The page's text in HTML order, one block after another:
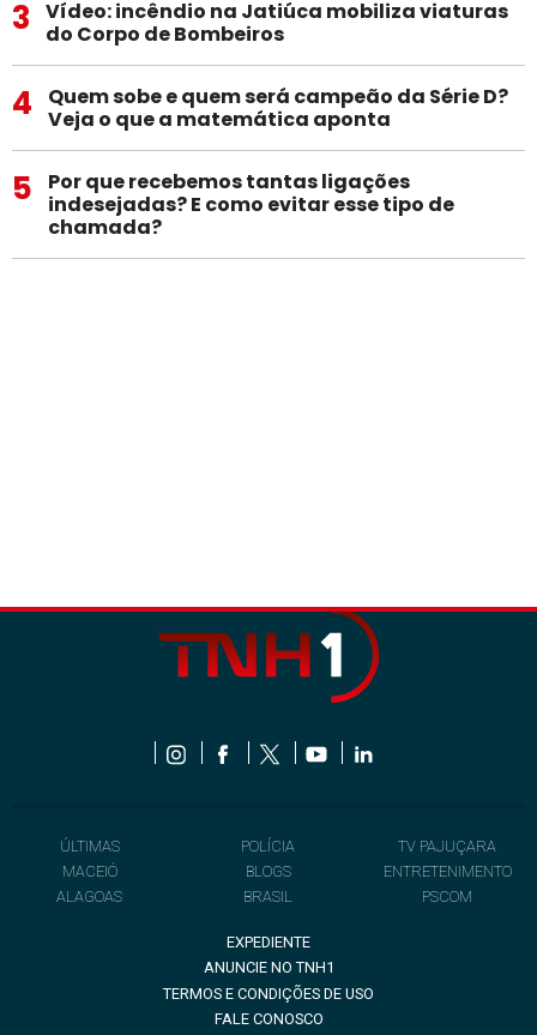
3
Vídeo: incêndio na Jatiúca mobiliza viaturas
do Corpo de Bombeiros
4
Quem sobe e quem será campeão da Série D?
Veja o que a matemática aponta
5
Por que recebemos tantas ligações
indesejadas? E como evitar esse tipo de
chamada?
ÚLTIMAS
MACEIÓ
ALAGOAS
POLÍCIA
BLOGS
BRASIL
TV PAJUÇARA
ENTRETENIMENTO
PSCOM
EXPEDIENTE
ANUNCIE NO TNH1
TERMOS E CONDIÇÕES DE USO
FALE CONOSCO